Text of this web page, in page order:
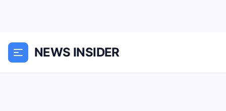
NEWS INSIDER